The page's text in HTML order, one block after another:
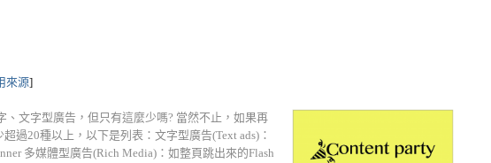
來源]
文字型廣告，但只有這麼少嗎? 當然不止，如果再
過20種以上，以下是列表：文字型廣告(Text ads)：
多媒體型廣告(Rich Media)：如整頁跳出來的Flash